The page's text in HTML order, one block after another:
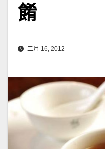
餚
二月 16, 2012